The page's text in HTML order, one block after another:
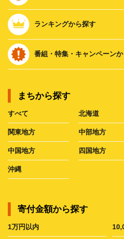
ランキングから探す
番組・特集・キャンペーン
まちから探す
すべて 北海道
関東地方 中部地方
中国地方 四国地方
沖縄
寄付金額から探す
1万円以内